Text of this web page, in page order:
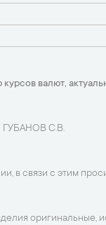
валют,
ГУБАНОВ С.В.
в связи с этим
оригинальные,